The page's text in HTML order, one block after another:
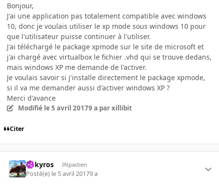
Bonjour,
J'ai une application pas totalement compatible avec windows
10, donc je voulais utiliser le xp mode sous windows 10 pour
que l'utilisateur puisse continuer à l'utiliser.
J'ai téléchargé le package xpmode sur le site de microsoft et
j'ai chargé avec virtualbox le fichier .vhd qui se trouve dedans,
mais windows XP me demande de l'activer.
Je voulais savoir si j'installe directement le package xpmode,
si il va me demander aussi d'activer windows XP ?
Merci d'avance
Modifié le 5 avril 20179 a par xillibit
Citer
Aekyros INpactien
Posté(e) le 5 avril 20179 a